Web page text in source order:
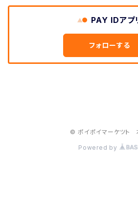
PAY IDアプ
フォローする
© ポイポイマーケツト
Powered by